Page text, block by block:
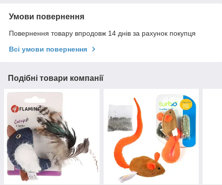
Умови повернення
Повернення товару впродовж 14 днів за рахунок покупця
Всі умови повернення
Подібні товари компанії